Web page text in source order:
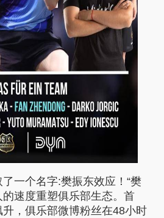
一个名字:樊振东效应！“樊
速度重塑俱乐部生态。首
，俱乐部微博粉丝在48小时